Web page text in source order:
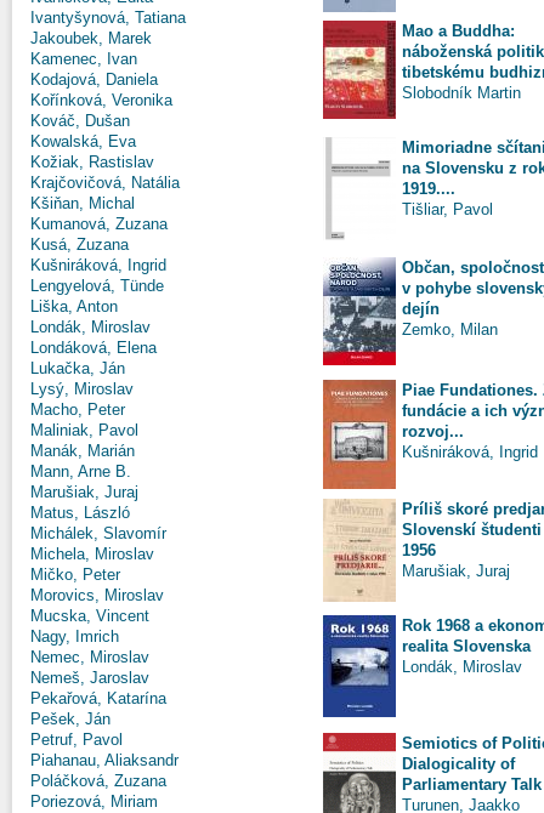
Ivantyšynová, Tatiana
Jakoubek, Marek
Kamenec, Ivan
Kodajová, Daniela
Kořínková, Veronika
Kováč, Dušan
Kowalská, Eva
Kožiak, Rastislav
Krajčovičová, Natália
Kšiňan, Michal
Kumanová, Zuzana
Kusá, Zuzana
Kušniráková, Ingrid
Lengyelová, Tünde
Liška, Anton
Londák, Miroslav
Londáková, Elena
Lukačka, Ján
Lysý, Miroslav
Macho, Peter
Maliniak, Pavol
Manák, Marián
Mann, Arne B.
Marušiak, Juraj
Matus, László
Michálek, Slavomír
Michela, Miroslav
Mičko, Peter
Morovics, Miroslav
Mucska, Vincent
Nagy, Imrich
Nemec, Miroslav
Nemeš, Jaroslav
Pekařová, Katarína
Pešek, Ján
Petruf, Pavol
Piahanau, Aliaksandr
Poláčková, Zuzana
Poriezová, Miriam
Mao a Buddha:
náboženská
tibetskému
Slobodník Martin
Mimoriadne
na Slovensku z
1919....
Tišliar, Pavol
Občan,
v pohybe
dejín
Zemko, Milan
Piae Fundationes.
fundácie a ich
rozvoj...
Kušniráková, Ingrid
Príliš skoré
Slovenskí
1956
Marušiak, Juraj
Rok 1968 a
realita Slovenska
Londák, Miroslav
Semiotics of
Dialogicality of
Parliamentary Talk
Turunen, Jaakko